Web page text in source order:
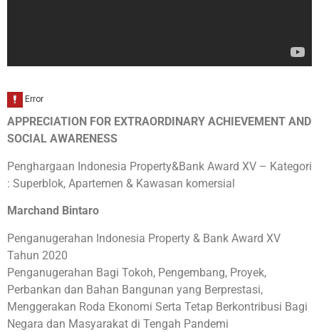
APPRECIATION FOR EXTRAORDINARY ACHIEVEMENT AND
SOCIAL AWARENESS
Penghargaan Indonesia Property&Bank Award XV – Kategori
: Superblok, Apartemen & Kawasan komersial
Marchand Bintaro
Penganugerahan Indonesia Property & Bank Award XV
Tahun 2020
Penganugerahan Bagi Tokoh, Pengembang, Proyek,
Perbankan dan Bahan Bangunan yang Berprestasi,
Menggerakan Roda Ekonomi Serta Tetap Berkontribusi Bagi
Negara dan Masyarakat di Tengah Pandemi